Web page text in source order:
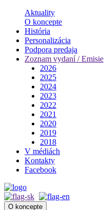
Aktuality
O koncepte
História
Personalizácia
Podpora predaja
Zoznam vydaní / Emisie
2026
2025
2024
2023
2022
2021
2020
2019
2018
V médiách
Kontakty
Facebook
O koncepte